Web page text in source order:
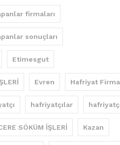
firmaları
sonuçları
Etimesgut
Evren Hafriyat
hafriyatçılar
SÖKÜM İŞLERİ Kazan